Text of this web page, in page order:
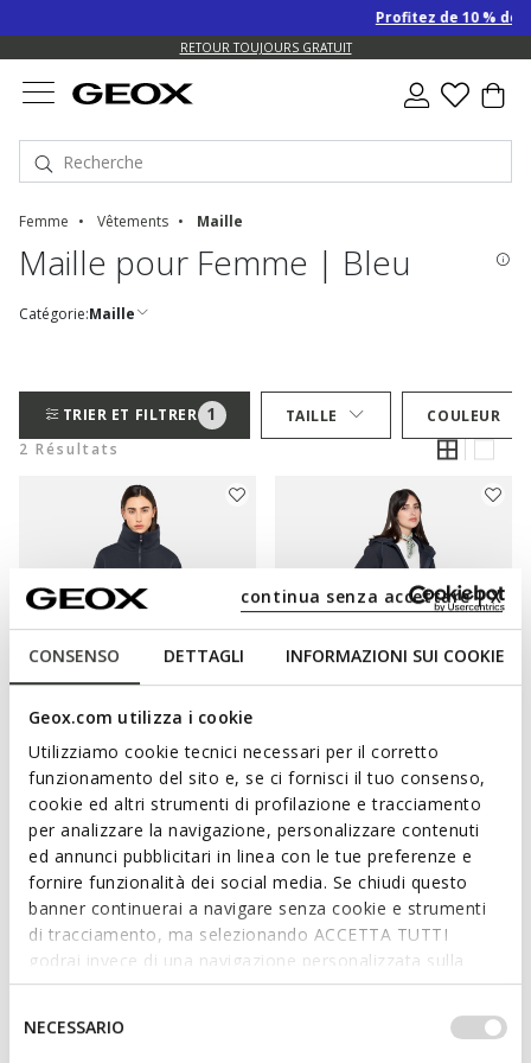
CONSENSO DETTAGLI INFORMAZIONI SUI COOKIE
Geox.com utilizza i cookie
Utilizziamo cookie tecnici necessari per il corretto
funzionamento del sito e, se ci fornisci il tuo consenso,
cookie ed altri strumenti di profilazione e tracciamento
per analizzare la navigazione, personalizzare contenuti
ed annunci pubblicitari in linea con le tue preferenze e
fornire funzionalità dei social media. Se chiudi questo
banner continuerai a navigare senza cookie e strumenti
di tracciamento, ma selezionando ACCETTA TUTTI
godrai invece di una navigazione personalizzata sulla
base dei tuoi gusti ed interessi. Selezionando
IMPOSTAZIONI potrai anche scegliere quali cookies ed
altri strumenti di tracciamento autorizzare. Per maggiori
NECESSARIO
continua senza accettare | X
Profitez de 10 % de
RETOUR TOUJOURS GRATUIT
Femme Vêtements Maille
Maille pour Femme | Bleu
Catégorie:Maille
TRIER ET FILTRER 1 TAILLE
COULEUR
2 Résultats
SWEATER FEMME
Veste sweat
€79,00
2 COULEURS
SWEATER FEMME
Veste sweat
€89,00
1 COULEUR
LIGNES ÉPURÉES, STYLE RAFFINÉ
affronter avec style toutes les obligations que vous avez au
programme, les cardigans, les pulls et les pulls à col roulé